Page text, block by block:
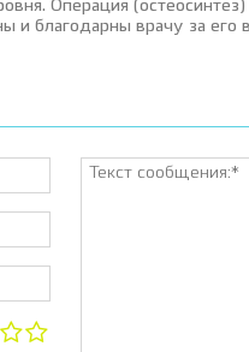
Операция
благодарны врачу за его